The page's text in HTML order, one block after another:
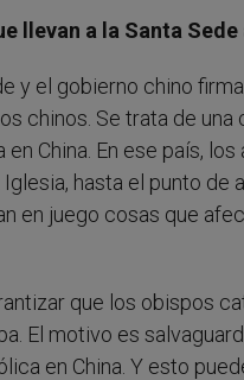
llevan a la Santa
y el gobierno chino
chinos. Se trata de
China. En ese país,
hasta el punto
en juego cosas que
que los obispos
El motivo es
en China. Y esto